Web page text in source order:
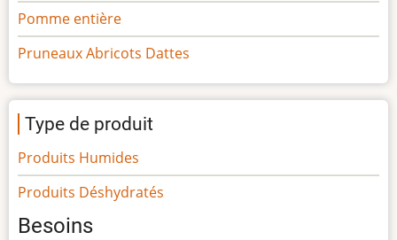
Pomme entière
Pruneaux Abricots Dattes
Type de produit
Produits Humides
Produits Déshydratés
Besoins